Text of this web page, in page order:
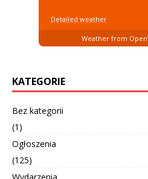
Detailed weather
Weather from
KATEGORIE
Bez kategorii
(1)
Ogłoszenia
(125)